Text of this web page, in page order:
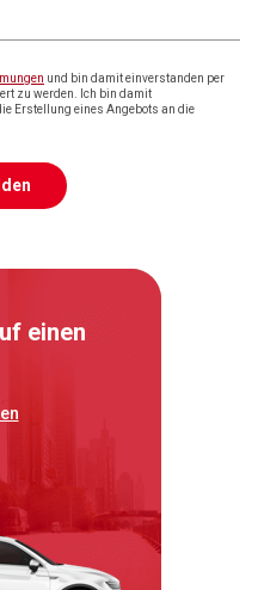
und bin damit einverstanden per
zu werden. Ich bin damit
Erstellung eines Angebots an die
einen